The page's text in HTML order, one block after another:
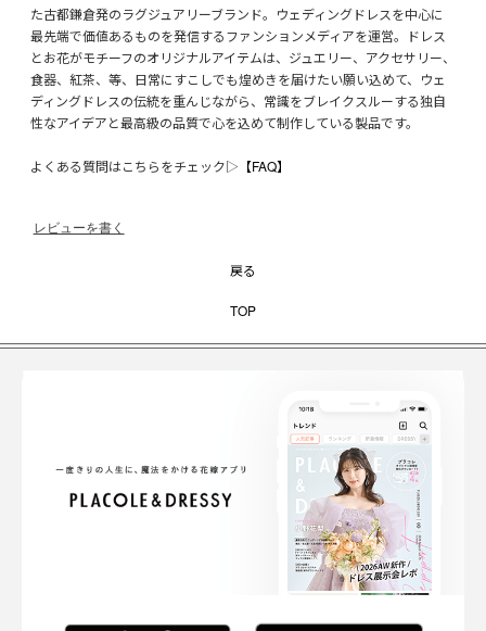
た古都鎌倉発のラグジュアリーブランド。ウェディングドレスを中心に
最先端で価値あるものを発信するファンションメディアを運営。ドレス
とお花がモチーフのオリジナルアイテムは、ジュエリー、アクセサリー、
食器、紅茶、等、日常にすこしでも煌めきを届けたい願い込めて、ウェ
ディングドレスの伝統を重んじながら、常識をブレイクスルーする独自
性なアイデアと最高級の品質で心を込めて制作している製品です。
よくある質問はこちらをチェック▷ 【FAQ】
レビューを書く
戻る
TOP